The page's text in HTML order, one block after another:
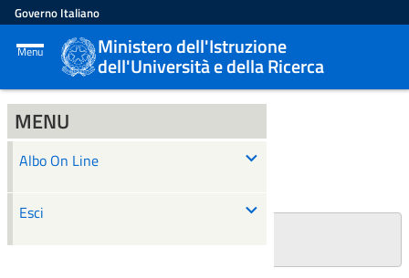
Governo Italiano
Menu Ministero dell'Istruzione
dell'Università e della Ricerca
MENU
Albo On Line
Esci
ALBO ON LINE
Ricerca